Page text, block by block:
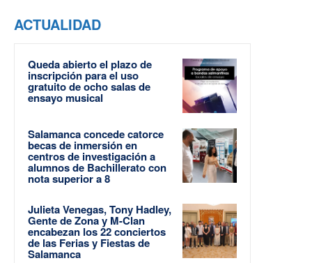
ACTUALIDAD
Queda abierto el plazo de
inscripción para el uso
gratuito de ocho salas de
ensayo musical
Salamanca concede catorce
becas de inmersión en
centros de investigación a
alumnos de Bachillerato con
nota superior a 8
Julieta Venegas, Tony Hadley,
Gente de Zona y M-Clan
encabezan los 22 conciertos
de las Ferias y Fiestas de
Salamanca